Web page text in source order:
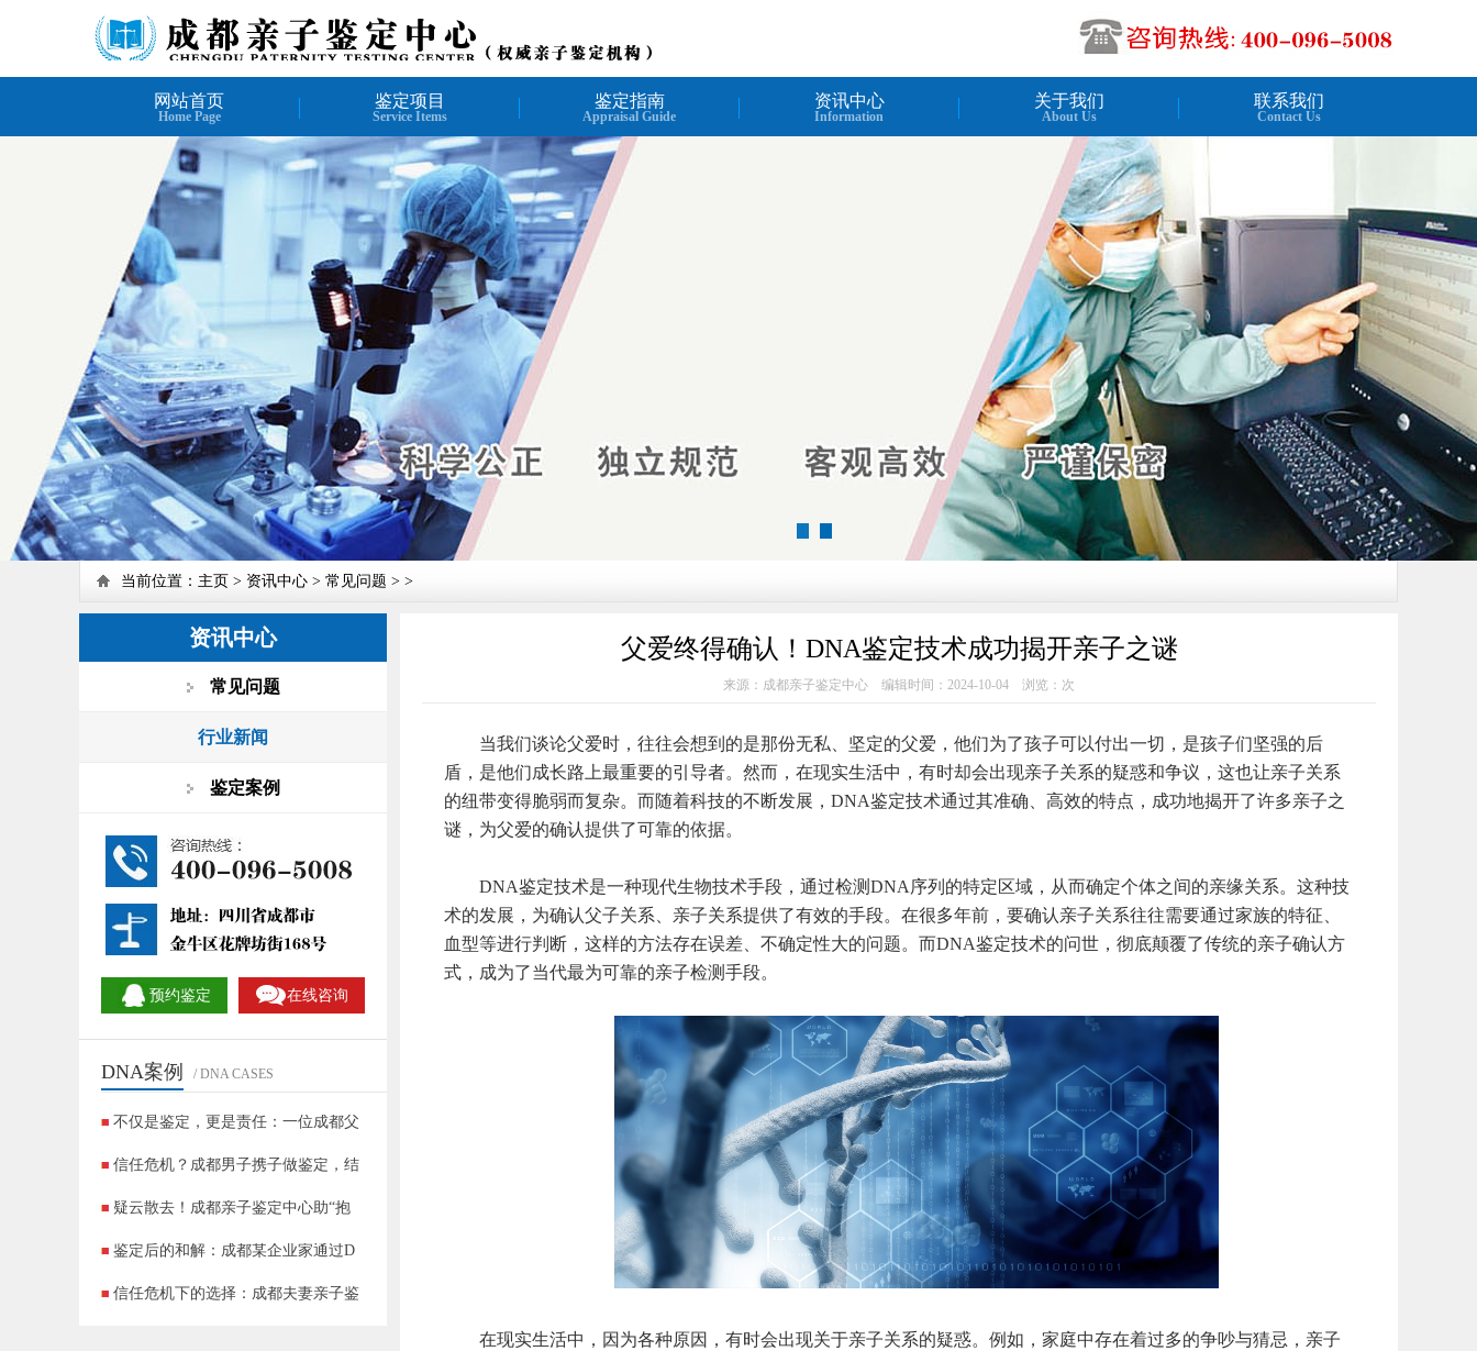
网站首页
Home Page
鉴定项目
Service Items
鉴定指南
Appraisal Guide
资讯中心
Information
关于我们
About Us
联系我们
Contact Us
当前位置： 主页 > 资讯中心 > 常见问题 > >
资讯中心
常见问题
行业新闻
鉴定案例
预约鉴定 在线咨询
DNA案例 / DNA CASES
不仅是鉴定，更是责任：一位成都父
信任危机？成都男子携子做鉴定，结
疑云散去！成都亲子鉴定中心助“抱
鉴定后的和解：成都某企业家通过D
信任危机下的选择：成都夫妻亲子鉴
父爱终得确认！DNA鉴定技术成功揭开亲子之谜
来源：成都亲子鉴定中心 编辑时间：2024-10-04 浏览： 次
当我们谈论父爱时，往往会想到的是那份无私、坚定的父爱，他们为了孩子可以付出一切，是孩子们坚强的后
盾，是他们成长路上最重要的引导者。然而，在现实生活中，有时却会出现亲子关系的疑惑和争议，这也让亲子关系
的纽带变得脆弱而复杂。而随着科技的不断发展，DNA鉴定技术通过其准确、高效的特点，成功地揭开了许多亲子之
谜，为父爱的确认提供了可靠的依据。
DNA鉴定技术是一种现代生物技术手段，通过检测DNA序列的特定区域，从而确定个体之间的亲缘关系。这种技
术的发展，为确认父子关系、亲子关系提供了有效的手段。在很多年前，要确认亲子关系往往需要通过家族的特征、
血型等进行判断，这样的方法存在误差、不确定性大的问题。而DNA鉴定技术的问世，彻底颠覆了传统的亲子确认方
式，成为了当代最为可靠的亲子检测手段。
在现实生活中，因为各种原因，有时会出现关于亲子关系的疑惑。例如，家庭中存在着过多的争吵与猜忌，亲子